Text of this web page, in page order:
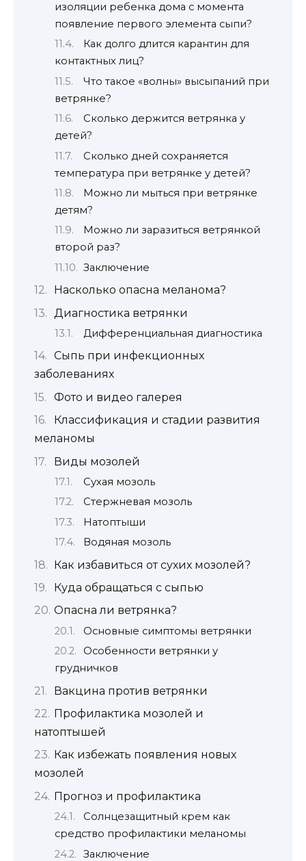
изоляции ребенка дома с момента
появление первого элемента сыпи?
Как долго длится карантин для
контактных лиц?
Что такое «волны» высыпаний при
ветрянке?
Сколько держится ветрянка у
детей?
Сколько дней сохраняется
температура при ветрянке у детей?
Можно ли мыться при ветрянке
детям?
Можно ли заразиться ветрянкой
второй раз?
Заключение
Насколько опасна меланома?
Диагностика ветрянки
Дифференциальная диагностика
Сыпь при инфекционных
заболеваниях
Фото и видео галерея
Классификация и стадии развития
меланомы
Виды мозолей
Сухая мозоль
Стержневая мозоль
Натоптыши
Водяная мозоль
Как избавиться от сухих мозолей?
Куда обращаться с сыпью
Опасна ли ветрянка?
Основные симптомы ветрянки
Особенности ветрянки у
грудничков
Вакцина против ветрянки
Профилактика мозолей и
натоптышей
Как избежать появления новых
мозолей
Прогноз и профилактика
Солнцезащитный крем как
средство профилактики меланомы
Заключение